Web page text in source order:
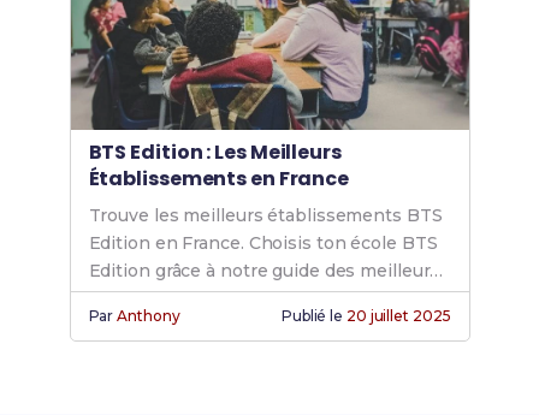
BTS Edition : Les Meilleurs
Établissements en France
Trouve les meilleurs établissements BTS
Edition en France. Choisis ton école BTS
Edition grâce à notre guide des meilleurs
choix école BTS.
ParAnthony Publié le 20 juillet 2025